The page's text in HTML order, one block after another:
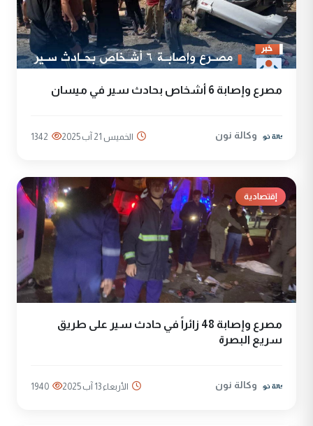
مصرع وإصابة 6 أشخاص بحادث سير في ميسان
وكالة نون الخميس 21 آب 2025 1342
إقتصادية
مصرع وإصابة 48 زائراً في حادث سير على طريق
سريع البصرة
وكالة نون الأربعاء 13 آب 2025 1940